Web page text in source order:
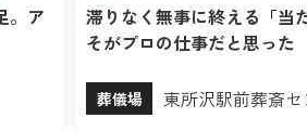
。ア
滞りなく無事に終える「当
そがプロの仕事だと思った
葬儀場 東所沢駅前葬斎